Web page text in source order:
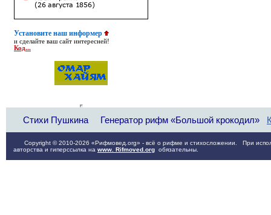
Установите наш информер
и сделайте ваш сайт интересней!
Код...
Стихи Пушкина Генератор рифм «Большой крокодил»
Copyright © 2010-2026 «Рифмовед.org» - всё о рифме и стихосложении. При
авторства и гиперссылка на www. Rifmoved.org обязательны.